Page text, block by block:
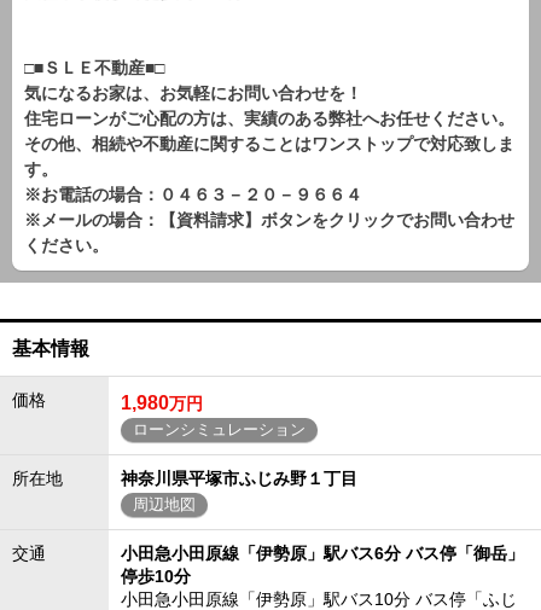
□■ＳＬＥ不動産■□
気になるお家は、お気軽にお問い合わせを！
住宅ローンがご心配の方は、実績のある弊社へお任せください。
その他、相続や不動産に関することはワンストップで対応致しま
す。
※お電話の場合：０４６３－２０－９６６４
※メールの場合：【資料請求】ボタンをクリックでお問い合わせ
ください。
基本情報
価格 1,980万円
ローンシミュレーション
所在地 神奈川県平塚市ふじみ野１丁目
周辺地図
交通
小田急小田原線「伊勢原」駅バス6分 バス停「御岳」
停歩10分
小田急小田原線「伊勢原」駅バス10分 バス停「ふじ